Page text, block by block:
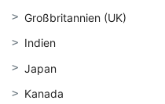
Großbritannien (UK)
Indien
Japan
Kanada